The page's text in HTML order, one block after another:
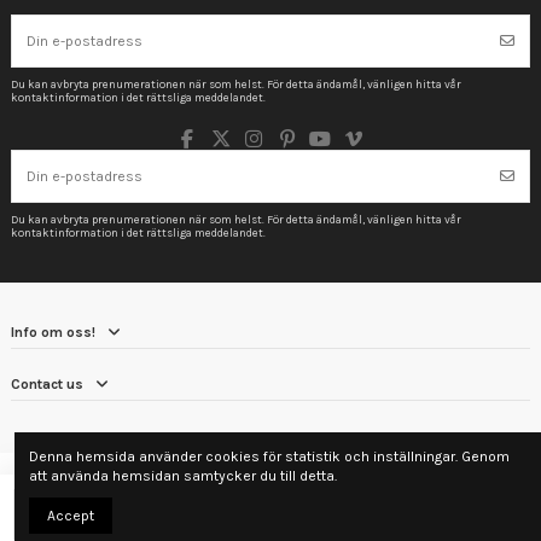
Du kan avbryta prenumerationen när som helst. För detta ändamål, vänligen hitta vår
kontaktinformation i det rättsliga meddelandet.
Du kan avbryta prenumerationen när som helst. För detta ändamål, vänligen hitta vår
kontaktinformation i det rättsliga meddelandet.
Info om oss!
Contact us
Denna hemsida använder cookies för statistik och inställningar. Genom
att använda hemsidan samtycker du till detta.
Accept